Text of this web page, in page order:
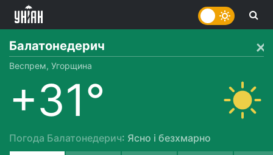
Балатонедерич
Веспрем, Угорщина
+31°
Погода Балатонедерич: Ясно і безхмарно